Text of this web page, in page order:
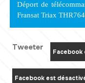
Déport de
Fransat Triax
Tweeter Facebook
Facebook est